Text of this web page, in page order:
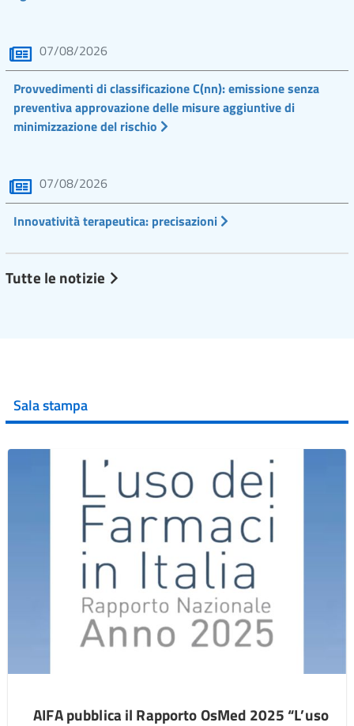
07/08/2026
Provvedimenti di classificazione C(nn): emissione senza
preventiva approvazione delle misure aggiuntive di
minimizzazione del rischio
07/08/2026
Innovatività terapeutica: precisazioni
Tutte le notizie
Sala stampa
AIFA pubblica il Rapporto OsMed 2025 “L’uso